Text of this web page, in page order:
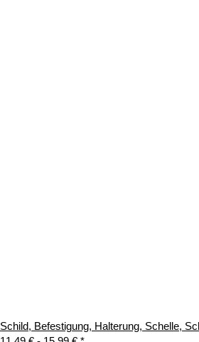
Schild, Befestigung, Halterung, Schelle,